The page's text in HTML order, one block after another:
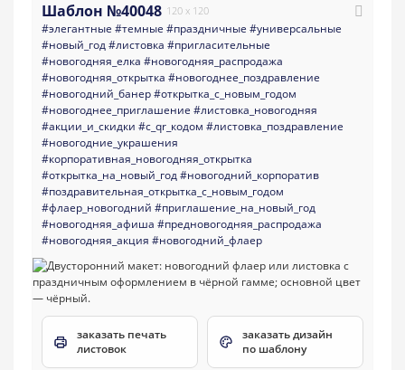
Шаблон №40048 120 x 120
#элегантные #темные #праздничные #универсальные
#новый_год#листовка #пригласительные
#новогодняя_елка #новогодняя_распродажа
#новогодняя_открытка #новогоднее_поздравление
#новогодний_банер#открытка_с_новым_годом
#новогоднее_приглашение #листовка_новогодняя
#акции_и_скидки #с_qr_кодом #листовка_поздравление
#новогодние_украшения
#корпоративная_новогодняя_открытка
#открытка_на_новый_год#новогодний_корпоратив
#поздравительная_открытка_с_новым_годом
#флаер_новогодний #приглашение_на_новый_год
#новогодняя_афиша #предновогодняя_распродажа
#новогодняя_акция #новогодний_флаер
заказать печать
листовок
заказать дизайн
по шаблону